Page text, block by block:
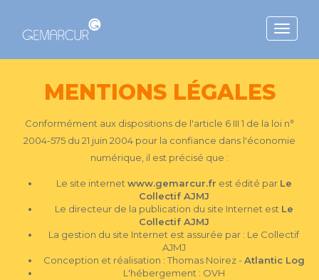
Toggle
MENTIONS LÉGALES
Conformément aux dispositions de l'article 6 III 1 de la loi n°
2004-575 du 21 juin 2004 pour la confiance dans l'économie
numérique, il est précisé que :
Le site internet www.gemarcur.fr est édité par Le
Collectif AJMJ
Le directeur de la publication du site Internet est Le
Collectif AJMJ
La gestion du site Internet est assurée par : Le Collectif
AJMJ
Conception et réalisation : Thomas Noirez -Atlantic Log
L'hébergement : OVH